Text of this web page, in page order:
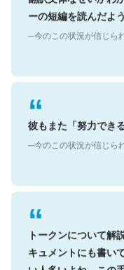
ーの短編を読んだよ
彼もまた「努力でき
トークンについて解
キュメントにも書い
い人多いよね。この